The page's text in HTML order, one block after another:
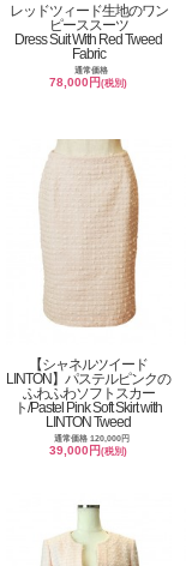
レッドツィード生地のワン
ピーススーツ
Dress Suit With Red Tweed
Fabric
通常価格
78,000円(税別)
【シャネルツイード
LINTON】パステルピンクの
ふわふわソフトスカー
ト/Pastel Pink Soft Skirt with
LINTON Tweed
通常価格 120,000円
39,000円(税別)